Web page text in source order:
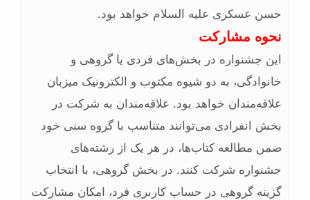
حسن عسکری علیه السلام خواهد بود.
نحوه مشارکت
این جشنواره در بخش‌های فردی یا گروهی و
خانوادگی، به دو شیوه مکتوب و الکترونیک میزبان
علاقه‌مندان خواهد بود. علاقه‌مندان به شرکت در
بخش انفرادی می‌توانند متناسب با گروه سنی خود
ضمن مطالعه کتاب‌ها، در هر یک از رشته‌های
جشنواره شرکت کنند. در بخش گروهی، با انتخاب
گزینه گروهی در حساب کاربری فرد، امکان مشارکت